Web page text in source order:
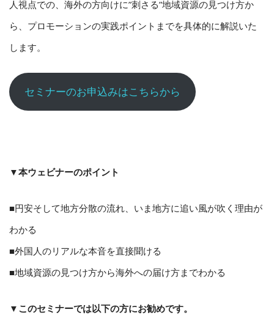
人視点での、海外の方向けに”刺さる”地域資源の見つけ方か
ら、プロモーションの実践ポイントまでを具体的に解説いた
します。
セミナーのお申込みはこちらから
▼本ウェビナーのポイント
■円安そして地方分散の流れ、いま地方に追い風が吹く理由が
わかる
■外国人のリアルな本音を直接聞ける
■地域資源の見つけ方から海外への届け方までわかる
▼ このセミナーでは以下の方にお勧めです。